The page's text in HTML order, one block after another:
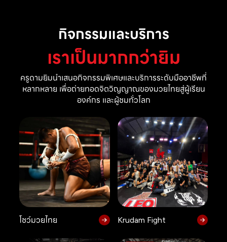
กิจกรรมและบริการ
เราเป็นมากกว่ายิม
ครูดามยิมนำเสนอกิจกรรมพิเศษและบริการระดับมืออาชีพที่
หลากหลาย เพื่อถ่ายทอดจิตวิญญาณของมวยไทยสู่ผู้เรียน
องค์กร และผู้ชมทั่วโลก
โชว์มวยไทย Krudam Fight